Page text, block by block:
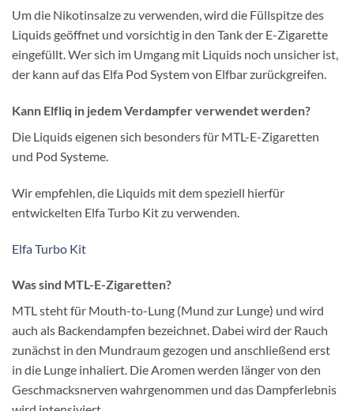
Um die Nikotinsalze zu verwenden, wird die Füllspitze des
Liquids geöffnet und vorsichtig in den Tank der E-Zigarette
eingefüllt. Wer sich im Umgang mit Liquids noch unsicher ist,
der kann auf das Elfa Pod System von Elfbar zurückgreifen.
Kann Elfliq in jedem Verdampfer verwendet werden?
Die Liquids eigenen sich besonders für MTL-E-Zigaretten
und Pod Systeme.
Wir empfehlen, die Liquids mit dem speziell hierfür
entwickelten Elfa Turbo Kit zu verwenden.
Elfa Turbo Kit
Was sind MTL-E-Zigaretten?
MTL steht für Mouth-to-Lung (Mund zur Lunge) und wird
auch als Backendampfen bezeichnet. Dabei wird der Rauch
zunächst in den Mundraum gezogen und anschließend erst
in die Lunge inhaliert. Die Aromen werden länger von den
Geschmacksnerven wahrgenommen und das Dampferlebnis